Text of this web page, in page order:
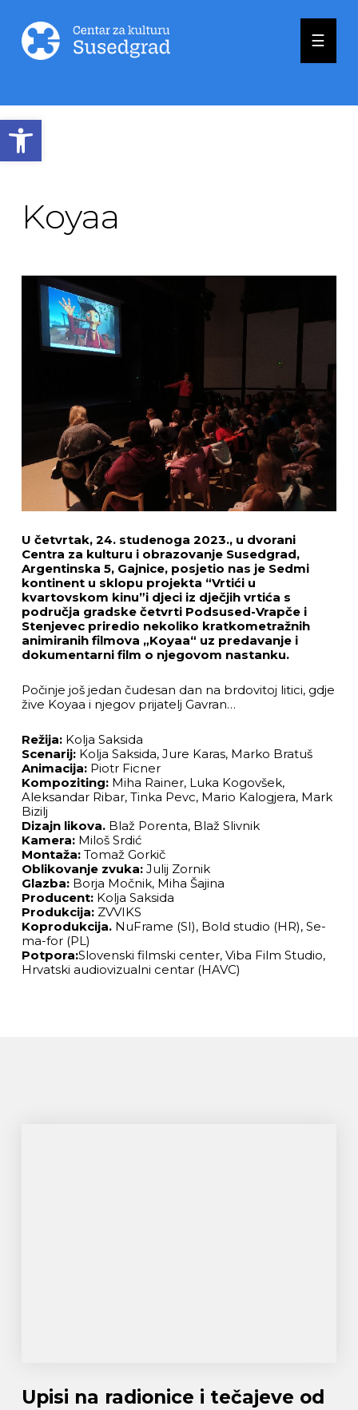
Open toolbar
☰
Koyaa
U četvrtak, 24. studenoga 2023., u dvorani
Centra za kulturu i obrazovanje Susedgrad,
Argentinska 5, Gajnice, posjetio nas je Sedmi
kontinent u sklopu projekta “Vrtići u
kvartovskom kinu”i djeci iz dječjih vrtića s
područja gradske četvrti Podsused-Vrapče i
Stenjevec priredio nekoliko kratkometražnih
animiranih filmova „Koyaa“ uz predavanje i
dokumentarni film o njegovom nastanku.
Počinje još jedan čudesan dan na brdovitoj litici, gdje
žive Koyaa i njegov prijatelj Gavran…
Režija: Kolja Saksida
Scenarij: Kolja Saksida, Jure Karas, Marko Bratuš
Animacija: Piotr Ficner
Kompoziting: Miha Rainer, Luka Kogovšek,
Aleksandar Ribar, Tinka Pevc, Mario Kalogjera, Mark
Bizilj
Dizajn likova. Blaž Porenta, Blaž Slivnik
Kamera: Miloš Srdić
Montaža:Tomaž Gorkič
Oblikovanje zvuka:Julij Zornik
Glazba: Borja Močnik, Miha Šajina
Producent: Kolja Saksida
Produkcija: ZVVIKS
Koprodukcija. NuFrame (SI), Bold studio (HR), Se-
ma-for (PL)
Potpora:Slovenski filmski center, Viba Film Studio,
Hrvatski audiovizualni centar (HAVC)
Upisi na radionice i tečajeve od